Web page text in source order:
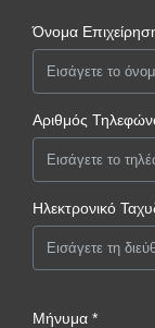
Όνομα
Αριθμός
Ηλεκτρονικό
Μήνυμα *